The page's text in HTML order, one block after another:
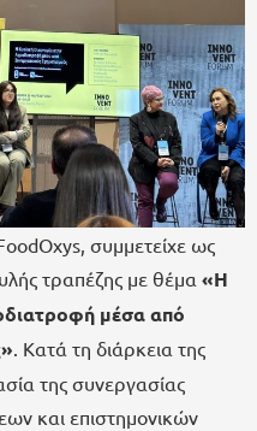
συμμετείχε ως
τραπέζης με θέμα «Η
μέσα από
. Κατά τη διάρκεια της
της συνεργασίας
και επιστημονικών